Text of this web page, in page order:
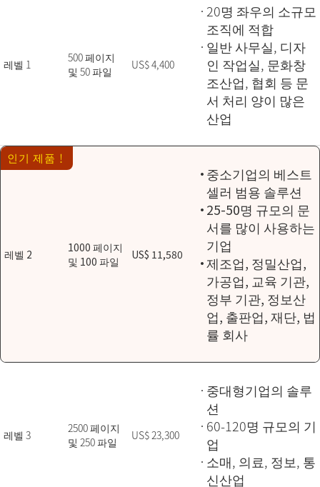
레벨 1
500 페이지
및 50 파일
US$ 4,400
20명 좌우의 소규모
조직에 적합
일반 사무실, 디자
인 작업실, 문화창
조산업, 협회 등 문
서 처리 양이 많은
산업
인기 제품！
레벨 2
1000 페이지
및 100 파일
US$ 11,580
중소기업의 베스트
셀러 범용 솔루션
25-50명 규모의 문
서를 많이 사용하는
기업
제조업, 정밀산업,
가공업, 교육 기관,
정부 기관, 정보산
업, 출판업, 재단, 법
률 회사
레벨 3
2500 페이지
및 250 파일
US$ 23,300
중대형기업의 솔루
션
60-120명 규모의 기
업
소매, 의료, 정보, 통
신산업